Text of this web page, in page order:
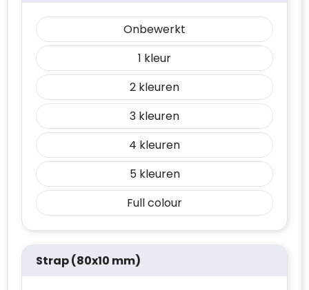
Onbewerkt
1
2
3
4
5
Full colour
Strap (80x10 mm)